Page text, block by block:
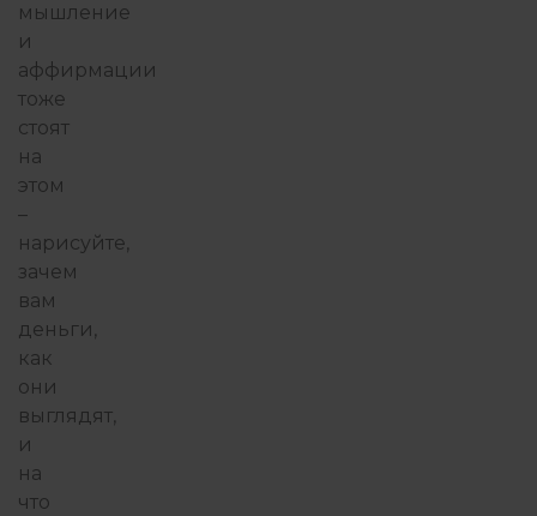
мышление
и
аффирмации
тоже
стоят
на
этом
–
нарисуйте,
зачем
вам
деньги,
как
они
выглядят,
и
на
что